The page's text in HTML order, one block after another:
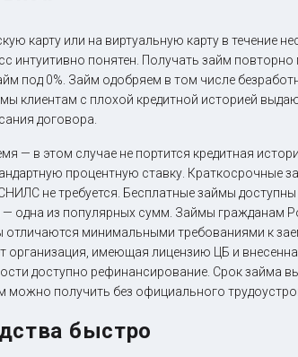
карту или на виртуальную карту в течение
интуитивно понятен. Получать займ
под 0%. Займ одобряем в том числе
клиентам с плохой кредитной историей
договора.
— в этом случае не портится кредитная
процентную ставку. Краткосрочные
не требуется. Бесплатные займы
— одна из популярных сумм. Займы гражданам
отличаются минимальными требованиями к
имеющая лицензию ЦБ и
доступно рефинансирование. Срок займа
получить без официального
быстро